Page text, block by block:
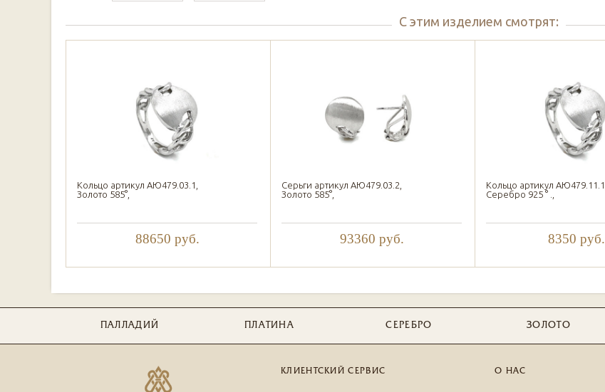
С этим изделием смотрят:
Кольцо артикул АЮ479.03.1,
Золото 585°,
88650 руб.
Серьги артикул АЮ479.03.2,
Золото 585°,
93360 руб.
Кольцо артикул АЮ479.11.1,
Серебро 925 ° .,
8350 руб.
ПАЛЛАДИЙ ПЛАТИНА СЕРЕБРО ЗОЛОТО
КЛИЕНТСКИЙ СЕРВИС О НАС